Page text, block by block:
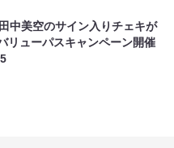
中美空のサイン入りチェキが
リューパスキャンペーン開催